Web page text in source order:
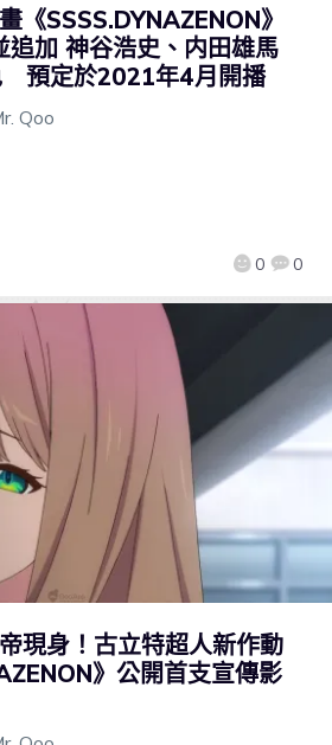
《SSSS.DYNAZENON》
加 神谷浩史、内田雄馬
預定於2021年4月開播
Qoo
0 0
現身！古立特超人新作動
》公開首支宣傳影